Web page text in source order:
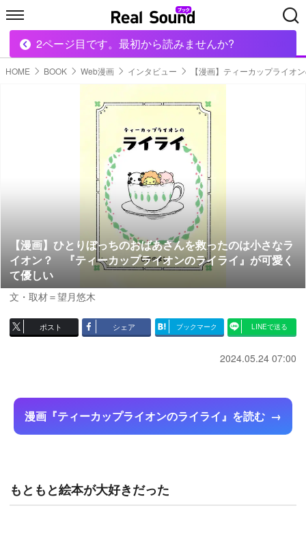
HOME MUSIC MOVIE TECH
HOME BOOK Web漫画 インタビュー 【漫画】ティーカップライオ
【漫画】ひとりぼっちのおばあさんを救ったのは小さなラ
イオン？ 『ティーカップライオンのライライ』が可愛く
て優しい
文・取材＝望月悠木
ポスト シェア ブックマーク LINEで送る
2024.05.24 07:00
漫画『ティーカップライオンのライライ』を読む
もともと絵本が大好きだった
2ページ目です。最初から読みませんか?